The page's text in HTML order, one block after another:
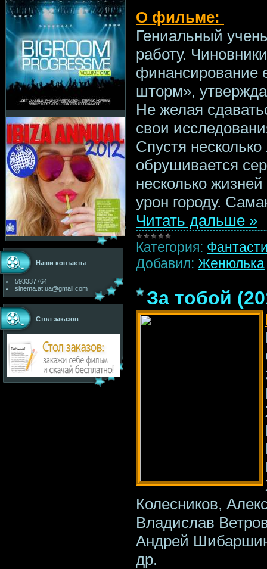
Наши контакты
593337764
sinema.at.ua@gmail.com
Стол заказов
О фильме:
Гениальный
работу.
финансирование
шторм»,
Не желая
свои
Спустя
обрушивается
несколько
урон городу.
Читать дальше »
Категория:
Добавил: Женюлька
За тобой
Колесников,
Владислав
Андрей
др.